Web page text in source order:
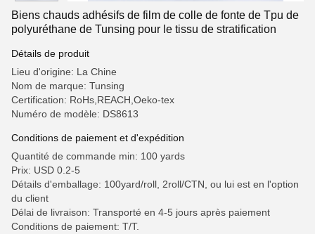
Biens chauds adhésifs de film de colle de fonte de Tpu de
polyuréthane de Tunsing pour le tissu de stratification
Détails de produit
Lieu d'origine: La Chine
Nom de marque: Tunsing
Certification: RoHs,REACH,Oeko-tex
Numéro de modèle: DS8613
Conditions de paiement et d'expédition
Quantité de commande min: 100 yards
Prix: USD 0.2-5
Détails d'emballage: 100yard/roll, 2roll/CTN, ou lui est en l'option
du client
Délai de livraison: Transporté en 4-5 jours après paiement
Conditions de paiement: T/T.